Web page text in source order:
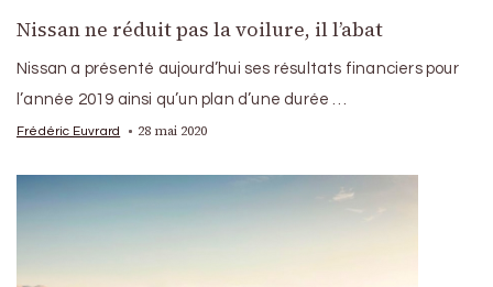
Nissan ne réduit pas la voilure, il l’abat
Nissan a présenté aujourd’hui ses résultats financiers pour
l’année 2019 ainsi qu’un plan d’une durée …
Frédéric Euvrard 28 mai 2020